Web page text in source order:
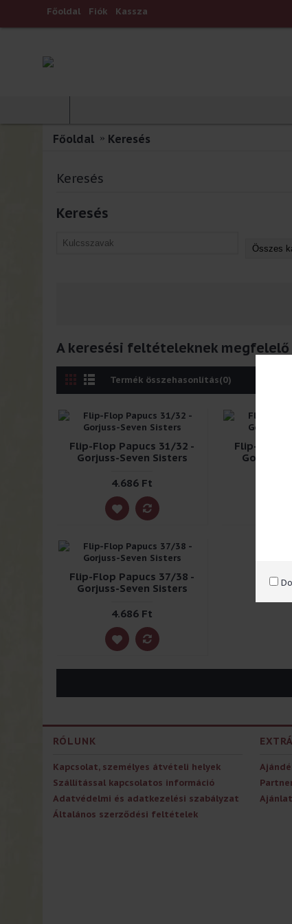
Főoldal Fiók Kassza
Főoldal Keresés
Keresés
Keresés
A keresési feltételeknek
Termék összehasonlítás(0)
Flip-Flop Papucs 31/32 -
Gorjuss-Seven Sisters
4.686 Ft
Flip-Flop
Gorjuss-
Flip-Flop Papucs 37/38 -
Gorjuss-Seven Sisters
4.686 Ft
RÓLUNK
Kapcsolat, személyes átvételi helyek
Szállítással kapcsolatos információ
Adatvédelmi és adatkezelési szabályzat
Általános szerződési feltételek